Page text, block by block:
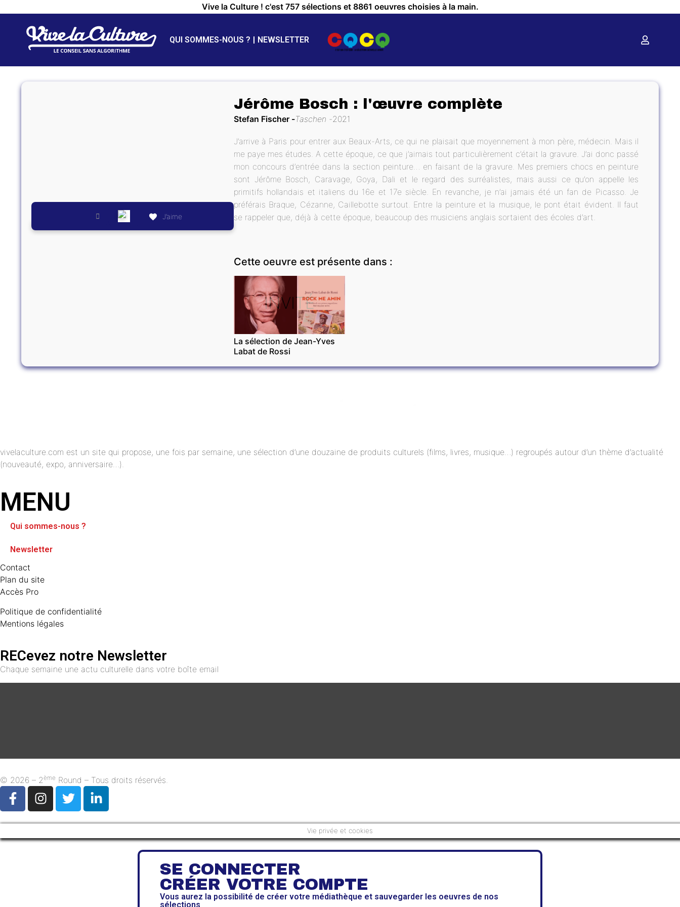
Vive la Culture ! c'est 757 sélections et 8861 oeuvres choisies à la main.
QUI SOMMES-NOUS ? NEWSLETTER
J’aime
Jérôme Bosch : l'œuvre complète
Stefan Fischer Taschen 2021
J’arrive à Paris pour entrer aux Beaux-Arts, ce qui ne plaisait que moyennement à mon père, médecin. Mais il
me paye mes études. A cette époque, ce que j’aimais tout particulièrement c’était la gravure. J’ai donc passé
mon concours d’entrée dans la section peinture… en faisant de la gravure. Mes premiers chocs en peinture
sont Jérôme Bosch, Caravage, Goya, Dali et le regard des surréalistes, mais aussi ce qu’on appelle les
primitifs hollandais et italiens du 16e et 17e siècle. En revanche, je n’ai jamais été un fan de Picasso. Je
préférais Braque, Cézanne, Caillebotte surtout. Entre la peinture et la musique, le pont était évident. Il faut
se rappeler que, déjà à cette époque, beaucoup des musiciens anglais sortaient des écoles d’art.
Cette oeuvre est présente dans :
INVITÉ
La sélection de Jean-Yves
Labat de Rossi
vivelaculture.com est un site qui propose, une fois par semaine, une sélection d’une douzaine de produits culturels (films, livres, musique…) regroupés autour d’un thème d’actualité
(nouveauté, expo, anniversaire…).
MENU
Qui sommes-nous ?
Newsletter
Contact
Plan du site
Accès Pro
Politique de confidentialité
Mentions légales
RECevez notre Newsletter
Chaque semaine une actu culturelle dans votre boîte email
© 2026 – 2ème Round – Tous droits réservés.
Vie privée et cookies
SE CONNECTER
CRÉER VOTRE COMPTE
Vous aurez la possibilité de créer votre médiathèque et sauvegarder les oeuvres de nos
sélections